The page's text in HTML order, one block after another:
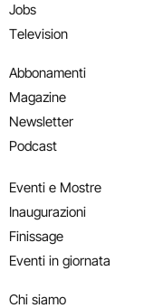
Jobs
Television
Abbonamenti
Magazine
Newsletter
Podcast
Eventi e Mostre
Inaugurazioni
Finissage
Eventi in giornata
Chi siamo